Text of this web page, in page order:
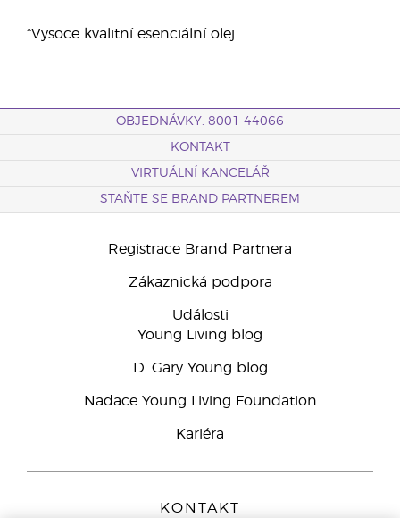
*Vysoce kvalitní esenciální olej
OBJEDNÁVKY: 8001 44066
KONTAKT
VIRTUÁLNÍ KANCELÁŘ
STAŇTE SE BRAND PARTNEREM
Registrace Brand Partnera
Zákaznická podpora
Události
Young Living blog
D. Gary Young blog
Nadace Young Living Foundation
Kariéra
KONTAKT